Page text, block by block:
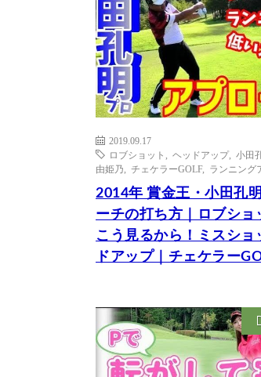
2019.09.17
ロブショット
ヘッドアップ, 小田
由姫乃
チェケラーGOLF, ランニング
2014年 賞金王・小田孔
ーチの打ち方｜ロブショ
こう見るから！ミスショ
ドアップ｜チェケラー